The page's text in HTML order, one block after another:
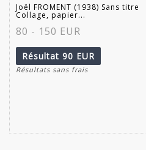
Joël FROMENT (1938) Sans titre
Collage, papier...
80 - 150 EUR
Résultat 90 EUR
Résultats sans frais